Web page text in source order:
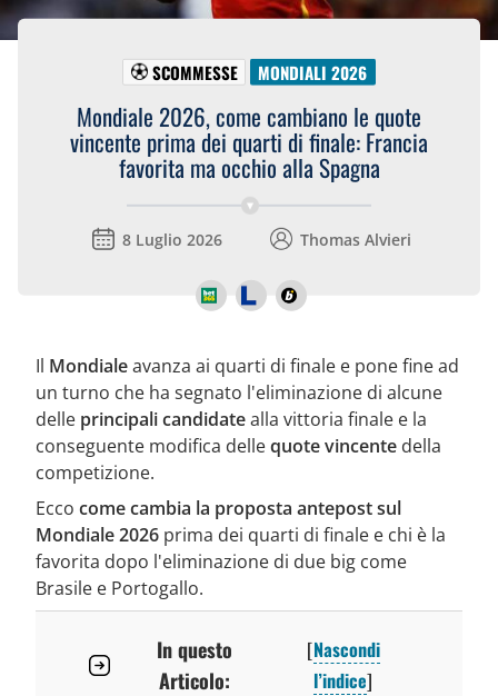
SCOMMESSE MONDIALI 2026
Mondiale 2026, come cambiano le quote
vincente prima dei quarti di finale: Francia
favorita ma occhio alla Spagna
8 Luglio 2026 Thomas Alvieri
Il Mondialeavanza ai quarti di finale e pone fine ad
un turno che ha segnato l'eliminazione di alcune
delle principali candidatealla vittoria finale e la
conseguente modifica dellequote vincente della
competizione.
Ecco come cambia la proposta antepost sul
Mondiale 2026 prima dei quarti di finale e chi è la
favorita dopo l'eliminazione di due big come
Brasile e Portogallo.
In questo
Articolo:
[Nascondi
l’indice]